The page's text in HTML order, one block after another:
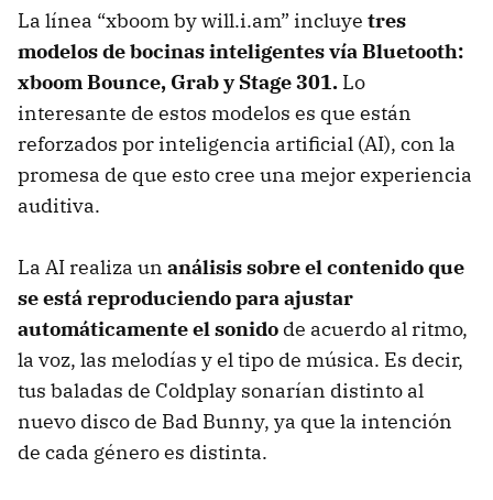
La línea “xboom by will.i.am” incluye tres
modelos de bocinas inteligentes vía Bluetooth:
xboom Bounce, Grab y Stage 301. Lo
interesante de estos modelos es que están
reforzados por inteligencia artificial (AI), con la
promesa de que esto cree una mejor experiencia
auditiva.
La AI realiza un análisis sobre el contenido que
se está reproduciendo para ajustar
automáticamente el sonido de acuerdo al ritmo,
la voz, las melodías y el tipo de música. Es decir,
tus baladas de Coldplay sonarían distinto al
nuevo disco de Bad Bunny, ya que la intención
de cada género es distinta.